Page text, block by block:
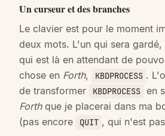
Un curseur et des branches
Le clavier est pour le moment
deux mots. L'un qui sera gardé,
qui est là en attendant de
chose en Forth, KBDPROCESS .
de transformer
KBDPROCESS en
Forthque je placerai dans ma
(pas encore
QUIT , qui n'est